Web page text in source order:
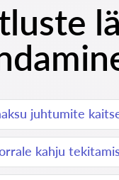
juhtumite
kahju